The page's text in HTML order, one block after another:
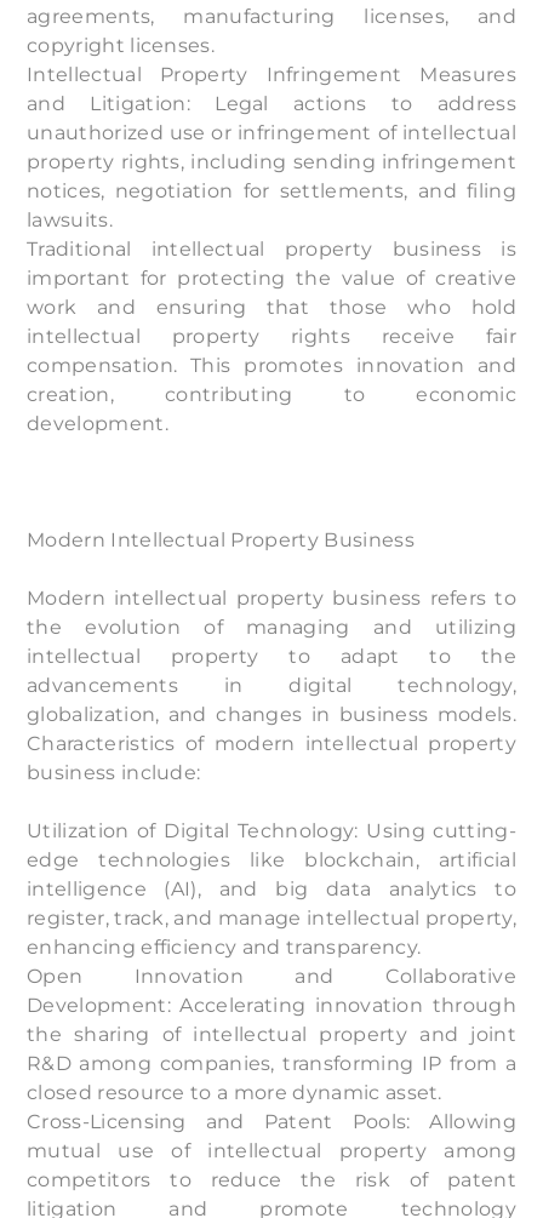
agreements, manufacturing licenses, and
copyright licenses.
Intellectual Property Infringement Measures
and Litigation: Legal actions to address
unauthorized use or infringement of intellectual
property rights, including sending infringement
notices, negotiation for settlements, and filing
lawsuits.
Traditional intellectual property business is
important for protecting the value of creative
work and ensuring that those who hold
intellectual property rights receive fair
compensation. This promotes innovation and
creation, contributing to economic
development.
Modern Intellectual Property Business
Modern intellectual property business refers to
the evolution of managing and utilizing
intellectual property to adapt to the
advancements in digital technology,
globalization, and changes in business models.
Characteristics of modern intellectual property
business include:
Utilization of Digital Technology: Using cutting-
edge technologies like blockchain, artificial
intelligence (AI), and big data analytics to
register, track, and manage intellectual property,
enhancing efficiency and transparency.
Open Innovation and Collaborative
Development: Accelerating innovation through
the sharing of intellectual property and joint
R&D among companies, transforming IP from a
closed resource to a more dynamic asset.
Cross-Licensing and Patent Pools: Allowing
mutual use of intellectual property among
competitors to reduce the risk of patent
litigation and promote technology